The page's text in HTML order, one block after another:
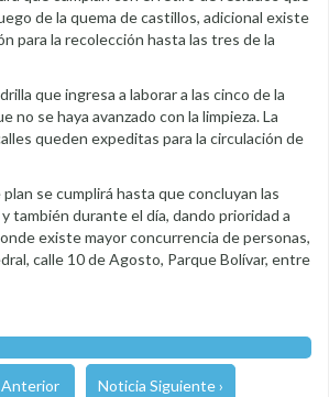
de la quema de castillos, adicional existe
para la recolección hasta las tres de la
que ingresa a laborar a las cinco de la
no se haya avanzado con la limpieza. La
queden expeditas para la circulación de
se cumplirá hasta que concluyan las
también durante el día, dando prioridad a
existe mayor concurrencia de personas,
calle 10 de Agosto, Parque Bolívar, entre
Anterior Noticia Siguiente ›